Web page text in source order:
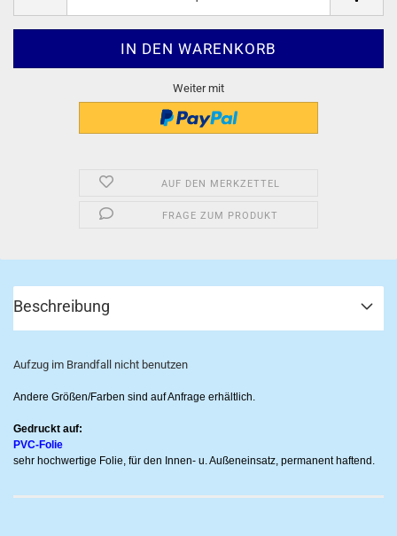
Weiter mit
AUF DEN MERKZETTEL
FRAGE ZUM PRODUKT
Beschreibung
Aufzug im Brandfall nicht benutzen
Andere Größen/Farben sind auf Anfrage erhältlich.
Gedruckt auf:
PVC-Folie
sehr hochwertige Folie, für den Innen- u. Außeneinsatz, permanent haftend.